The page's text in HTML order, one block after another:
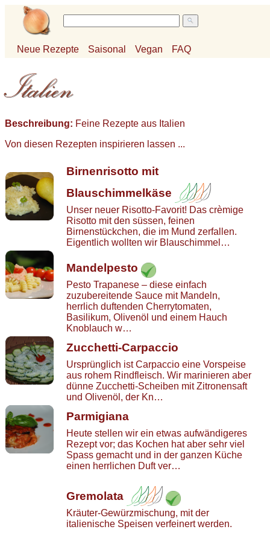
Neue Rezepte Saisonal Vegan FAQ
Beschreibung: Feine Rezepte aus Italien
Von diesen Rezepten inspirieren lassen ...
Birnenrisotto mit
Blauschimmelkäse
Unser neuer Risotto-Favorit! Das crèmige
Risotto mit den süssen, feinen
Birnenstückchen, die im Mund zerfallen.
Eigentlich wollten wir Blauschimmel…
Mandelpesto
Pesto Trapanese – diese einfach
zuzubereitende Sauce mit Mandeln,
herrlich duftenden Cherrytomaten,
Basilikum, Olivenöl und einem Hauch
Knoblauch w…
Zucchetti-Carpaccio
Ursprünglich ist Carpaccio eine Vorspeise
aus rohem Rindfleisch. Wir marinieren aber
dünne Zucchetti-Scheiben mit Zitronensaft
und Olivenöl, der Kn…
Parmigiana
Heute stellen wir ein etwas aufwändigeres
Rezept vor; das Kochen hat aber sehr viel
Spass gemacht und in der ganzen Küche
einen herrlichen Duft ver…
Gremolata
Kräuter-Gewürzmischung, mit der
italienische Speisen verfeinert werden.